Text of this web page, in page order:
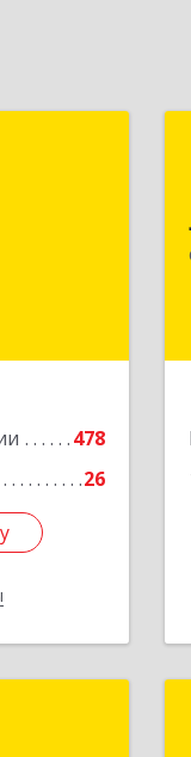
478
26
г,
дом № 10